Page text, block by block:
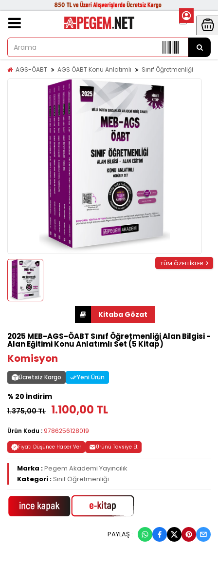
AGS-ÖABT AGS ÖABT Konu Anlatımlı Sınıf Öğretmenliği
TÜM ÖZELLİKLER
2025 MEB-AGS-ÖABT Sınıf Öğretmenliği Alan Bilgisi -
Alan Eğitimi Konu Anlatımlı Set (5 Kitap)
Komisyon
Ücretsiz Kargo Yeni Ürün
% 20 İndirim
1.375,00 TL 1.100,00 TL
Ürün Kodu : 9786256128019
Fiyatı Düşünce Haber Ver Ürünü Tavsiye Et
Marka :Pegem Akademi Yayıncılık
Kategori :Sınıf Öğretmenliği
PAYLAŞ :